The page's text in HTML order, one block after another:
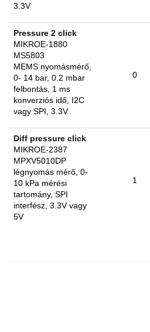
3.3V
Pressure 2 click
MIKROE-1880
MS5803
MEMS nyomásmérő,
0- 14 bar, 0.2 mbar
felbontás, 1 ms
konverziós idő, I2C
vagy SPI, 3.3V
0
Diff pressure click
MIKROE-2387
MPXV5010DP
légnyomás mérő, 0-
10 kPa mérési
tartomány, SPI
interfész, 3.3V vagy
5V
1